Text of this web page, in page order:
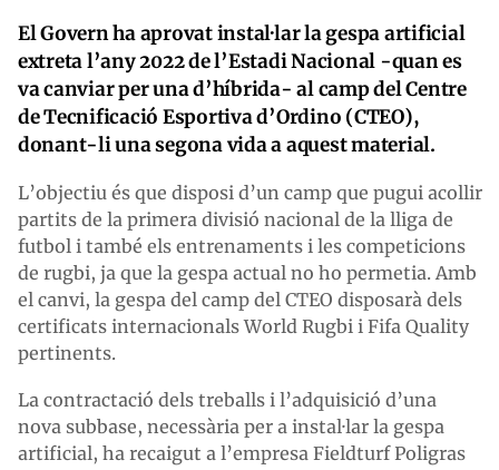
El Govern ha aprovat instal·lar la gespa artificial
extreta l’any 2022 de l’Estadi Nacional -quan es
va canviar per una d’híbrida- al camp del Centre
de Tecnificació Esportiva d’Ordino (CTEO),
donant-li una segona vida a aquest material.
L’objectiu és que disposi d’un camp que pugui acollir
partits de la primera divisió nacional de la lliga de
futbol i també els entrenaments i les competicions
de rugbi, ja que la gespa actual no ho permetia. Amb
el canvi, la gespa del camp del CTEO disposarà dels
certificats internacionals World Rugbi i Fifa Quality
pertinents.
La contractació dels treballs i l’adquisició d’una
nova subbase, necessària per a instal·lar la gespa
artificial, ha recaigut a l’empresa Fieldturf Poligras